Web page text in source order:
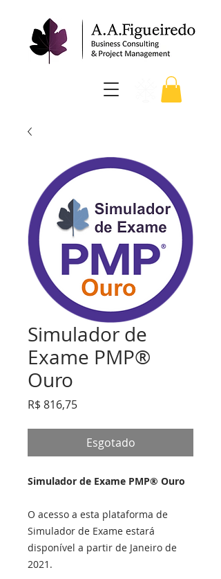
Simulador de
Exame PMP®
Ouro
R$ 816,75Preço
Esgotado
Simulador de Exame PMP® Ouro
O acesso a esta plataforma de
Simulador de Exame estará
disponível a partir de Janeiro de
2021.